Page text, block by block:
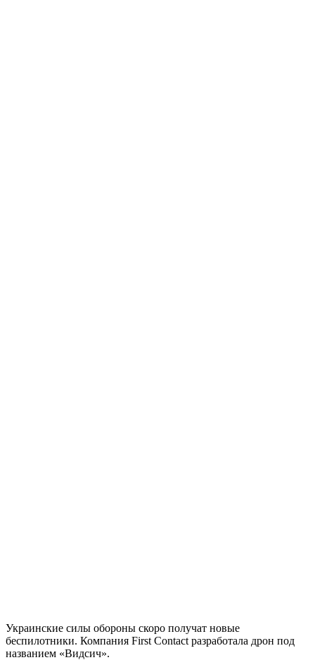
Украинские силы обороны скоро получат новые
беспилотники. Компания First Contact разработала дрон под
названием «Видсич».